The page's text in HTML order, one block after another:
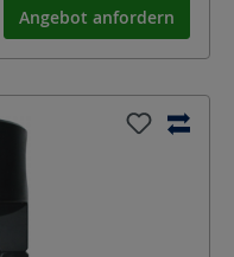
Angebot anfordern